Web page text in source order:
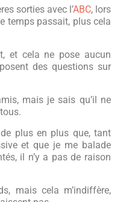
sorties avec l’ABC, lors
temps passait, plus cela
et cela ne pose aucun
des questions sur
mais je sais qu’il ne
plus en plus que, tant
et que je me balade
il n’y a pas de raison
mais cela m’indiffère,